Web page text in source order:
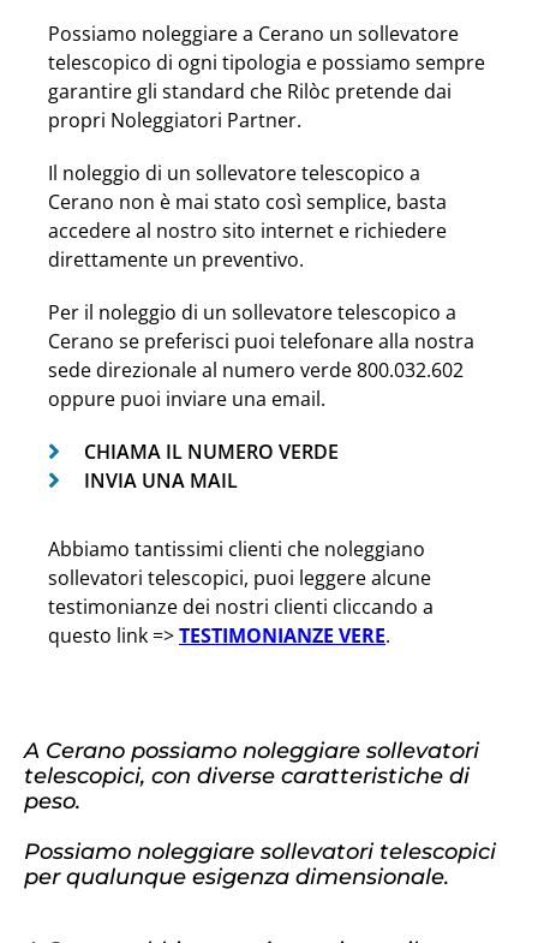
Possiamo noleggiare a Cerano un sollevatore
telescopico di ogni tipologia e possiamo sempre
garantire gli standard che Rilòc pretende dai
propri Noleggiatori Partner.
Il noleggio di un sollevatore telescopico a
Cerano non è mai stato così semplice, basta
accedere al nostro sito internet e richiedere
direttamente un preventivo.
Per il noleggio di un sollevatore telescopico a
Cerano se preferisci puoi telefonare alla nostra
sede direzionale al numero verde 800.032.602
oppure puoi inviare una email.
CHIAMA IL NUMERO VERDE
INVIA UNA MAIL
Abbiamo tantissimi clienti che noleggiano
sollevatori telescopici, puoi leggere alcune
testimonianze dei nostri clienti cliccando a
questo link =>TESTIMONIANZE VERE.
A Cerano possiamo noleggiare sollevatori
telescopici, con diverse caratteristiche di
peso.
Possiamo noleggiare sollevatori telescopici
per qualunque esigenza dimensionale.